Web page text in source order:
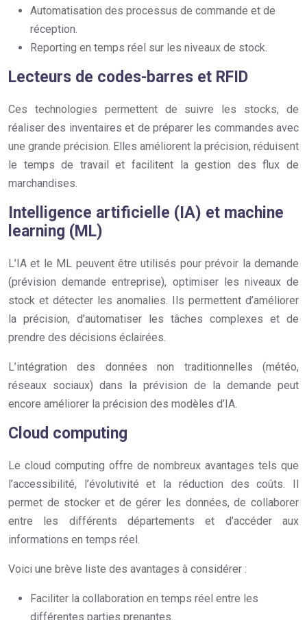
Automatisation des processus de commande et de
réception.
Reporting en temps réel sur les niveaux de stock.
Lecteurs de codes-barres et RFID
Ces technologies permettent de suivre les stocks, de
réaliser des inventaires et de préparer les commandes avec
une grande précision. Elles améliorent la précision, réduisent
le temps de travail et facilitent la gestion des flux de
marchandises.
Intelligence artificielle (IA) et machine
learning (ML)
L’IA et le ML peuvent être utilisés pour prévoir la demande
(prévision demande entreprise), optimiser les niveaux de
stock et détecter les anomalies. Ils permettent d’améliorer
la précision, d’automatiser les tâches complexes et de
prendre des décisions éclairées.
L’intégration des données non traditionnelles (météo,
réseaux sociaux) dans la prévision de la demande peut
encore améliorer la précision des modèles d’IA.
Cloud computing
Le cloud computing offre de nombreux avantages tels que
l’accessibilité, l’évolutivité et la réduction des coûts. Il
permet de stocker et de gérer les données, de collaborer
entre les différents départements et d’accéder aux
informations en temps réel.
Voici une brève liste des avantages à considérer :
Faciliter la collaboration en temps réel entre les
différentes parties prenantes.